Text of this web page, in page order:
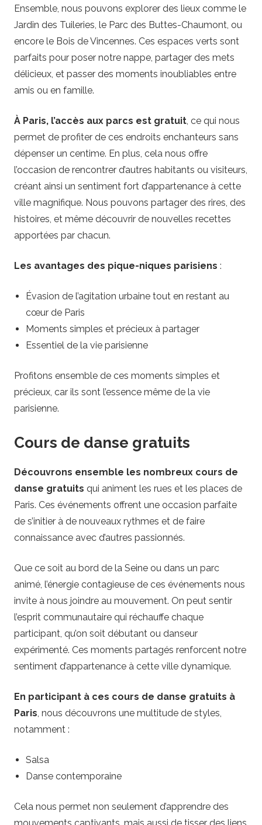
Ensemble, nous pouvons explorer des lieux comme le
Jardin des Tuileries, le Parc des Buttes-Chaumont, ou
encore le Bois de Vincennes. Ces espaces verts sont
parfaits pour poser notre nappe, partager des mets
délicieux, et passer des moments inoubliables entre
amis ou en famille.
À Paris, l’accès aux parcs est gratuit , ce qui nous
permet de profiter de ces endroits enchanteurs sans
dépenser un centime. En plus, cela nous offre
l’occasion de rencontrer d’autres habitants ou visiteurs,
créant ainsi un sentiment fort d’appartenance à cette
ville magnifique. Nous pouvons partager des rires, des
histoires, et même découvrir de nouvelles recettes
apportées par chacun.
Les avantages des pique-niques parisiens :
Évasion de l’agitation urbaine tout en restant au
cœur de Paris
Moments simples et précieux à partager
Essentiel de la vie parisienne
Profitons ensemble de ces moments simples et
précieux, car ils sont l’essence même de la vie
parisienne.
Cours de danse gratuits
Découvrons ensemble les nombreux cours de
danse gratuits qui animent les rues et les places de
Paris. Ces événements offrent une occasion parfaite
de s’initier à de nouveaux rythmes et de faire
connaissance avec d’autres passionnés.
Que ce soit au bord de la Seine ou dans un parc
animé, l’énergie contagieuse de ces événements nous
invite à nous joindre au mouvement. On peut sentir
l’esprit communautaire qui réchauffe chaque
participant, qu’on soit débutant ou danseur
expérimenté. Ces moments partagés renforcent notre
sentiment d’appartenance à cette ville dynamique.
En participant à ces cours de danse gratuits à
Paris, nous découvrons une multitude de styles,
notamment :
Salsa
Danse contemporaine
Cela nous permet non seulement d’apprendre des